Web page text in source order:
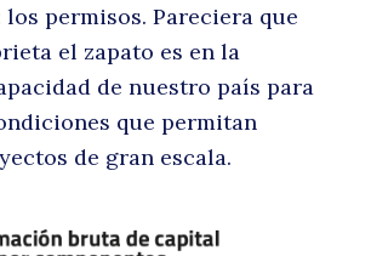
los permisos. Pareciera que
el zapato es en la
de nuestro país para
que permitan
de gran escala.